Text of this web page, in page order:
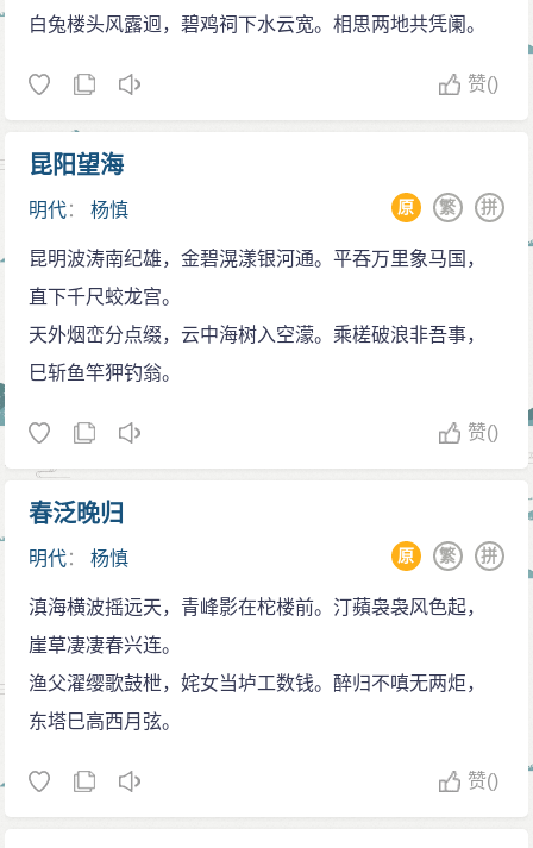
省城，或停留于永昌，在各地均得到地方官员善待。
恨，常问及杨慎近况，大臣则回答杨慎“老病”，世宗才稍
觉宽慰。杨慎听闻此事，更加放浪形骸。常纵酒自娱，
游历名胜。《乐府纪闻》称他“暇时红粉傅面，作双丫髻
插花，令诸妓扶觞游行，了不为愧。”终世宗一世，六次
喜藏书。早年，明司礼监大藏经厂，贮列朝书籍甚
富，他多次至阁中翻览书籍。据传曾攫取数册《永乐大
典》据为己有。其后主事李继先奏命查对时，戏以窃书
之名。家有“双桂堂”，为读书、贮书之所。曾编撰有《杨
记载。清初姜绍书记明一代藏书家，将他与杨士奇、吴
宽、茅坤、宋濂等并列。著述多至100余种，李调元刊
《函海》时，曾作专辑收录所著之书。重要结集有《升
庵集》散曲有《陶情乐府》。
周逊《刻词品序》中称他为“当代词宗”。
作，经过校对订正，编辑成《升庵外集》一百卷，刻板
传世，并在《升庵外集题识》中盛赞道：“明兴，博雅饶
著达者无如杨升庵先生。”
顾起元在《升庵外集序》中说：“国初迄于嘉隆，文
人学士著述之富，毋逾升庵先生者。”李慈铭：“有明博雅
之士，首推升庵；所著《丹铅录》、《谭苑醒酬》诸书
胡薇元《岁寒居词话》说：“明人词，以杨用修升庵
为第一。”
钱允治《类编笺释国朝诗余》选杨慎词达118首，占
了整部词选的四分之一。
《明史·杨慎传》：“杨慎博物洽闻，于文学为优。”
《四库全书总目》：“慎以博洽冠一时，其诗含吐六
朝，于明代独立门户。”
明末朱之瑜晚年讲学日本，教育日本学生安东守约
集，极佳。”（《朱舜水集》卷十一《问答三》） 小宅生
顺问：“扬雄、司马氏鸣汉家，眉山三苏及陆游等鸣宋
白兔楼头风露迥，碧鸡祠下水云宽。相思两地共凭阑。
赞()
昆阳望海
明代：杨慎 拼
繁
原
昆明波涛南纪雄，金碧滉漾银河通。平吞万里象马国，
直下千尺蛟龙宫。
天外烟峦分点缀，云中海树入空濛。乘槎破浪非吾事，
巳斩鱼竿狎钓翁。
赞()
春泛晚归
明代：杨慎 拼
繁
原
滇海横波摇远天，青峰影在柁楼前。汀蘋袅袅风色起，
崖草凄凄春兴连。
渔父濯缨歌鼓枻，姹女当垆工数钱。醉归不嗔无两炬，
东塔巳高西月弦。
赞()